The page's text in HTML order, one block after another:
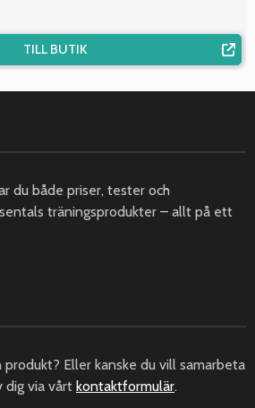
TILL BUTIK
du både priser, tester och
träningsprodukter – allt på ett
Eller kanske du vill samarbeta
dig via vårt kontaktformulär.